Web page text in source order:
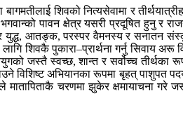
शिवको नित्यसेवामा र
पावन क्षेत्र यसरी प्रदूषित हुनु र
आतङ्क, परस्पर वैमनस्य र सनातन
शिवकै पुकारा–प्रार्थना गर्नु सिवाय
जस्तै स्वच्छ, शान्त र सर्वोच्च तीर्थका
विशिष्ट अभियानका रूपमा बृहत् पाशुपत
चरणमा झुकेर क्षमायाचना